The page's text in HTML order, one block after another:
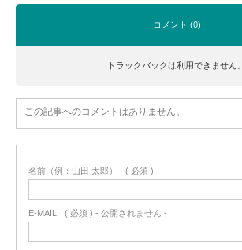
コメント (0)
トラックバックは利用できません。
この記事へのコメントはありません。
名前（例：山田 太郎） ( 必須 )
E-MAIL ( 必須 ) - 公開されません -